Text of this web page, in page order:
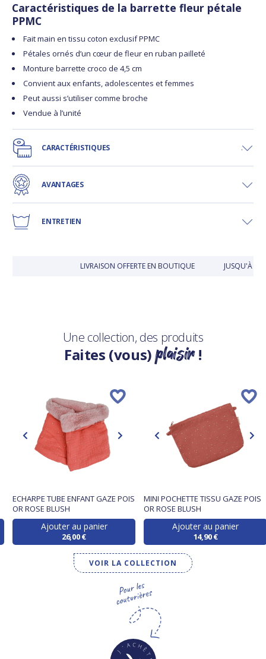
Caractéristiques de la barrette fleur pétale
PPMC
Fait main en tissu coton exclusif PPMC
Pétales ornés d’un cœur de fleur en ruban pailleté
Monture barrette croco de 4,5 cm
Convient aux enfants, adolescentes et femmes
Peut aussi s’utiliser comme broche
Vendue à l’unité
CARACTÉRISTIQUES
AVANTAGES
ENTRETIEN
LIVRAISON OFFERTE EN BOUTIQUE JUSQU'À 30
Une collection, des produits
Faites (vous)plaisir!
ECHARPE TUBE ENFANT GAZE POIS
OR ROSE BLUSH
Ajouter au panier
26,00 €
MINI POCHETTE TISSU GAZE POIS
OR ROSE BLUSH
Ajouter au panier
14,90 €
VOIR LA COLLECTION